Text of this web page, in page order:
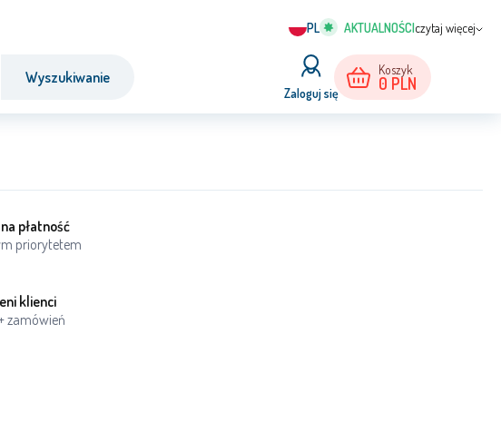
PL czytaj więcej
Wyszukiwanie
Zaloguj się
Koszyk
0 PLN
płatność
priorytetem
klienci
zamówień